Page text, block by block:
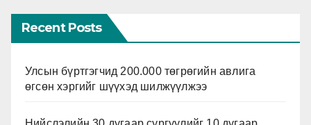
Recent Posts
Улсын бүртгэгчид 200.000 төгрөгийн авлига
өгсөн хэргийг шүүхэд шилжүүлжээ